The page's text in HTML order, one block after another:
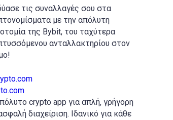
τις συναλλαγές σου στα
με την απόλυτη
της Bybit, του ταχύτερα
ανταλλακτηρίου στον
crypto app για απλή, γρήγορη
διαχείριση. Ιδανικό για κάθε